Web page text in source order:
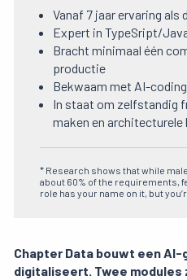
Vanaf 7 jaar ervaring
Expert in TypeSript/
Bracht minimaal één
productie
Bekwaam met AI-
In staat om zelfstandig
maken en architecturele
* Research shows that while
about 60% of the requirements,
role has your name on it, but
Chapter Data bouwt een
digitaliseert. Twee modules